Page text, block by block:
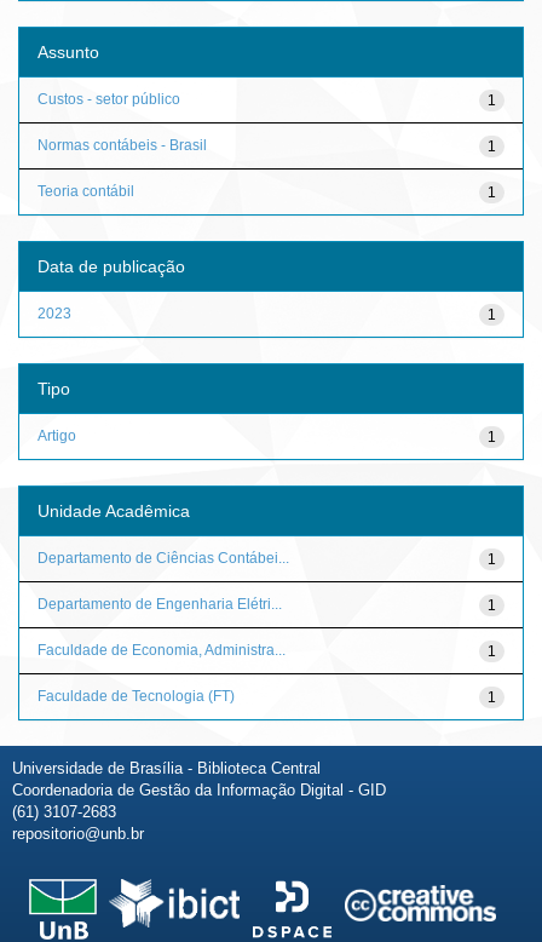
Assunto
1
Custos - setor público
1
Normas contábeis - Brasil
1
Teoria contábil
Data de publicação
1
2023
Tipo
1
Artigo
Unidade Acadêmica
1
Departamento de Ciências Contábei...
1
Departamento de Engenharia Elétri...
1
Faculdade de Economia, Administra...
1
Faculdade de Tecnologia (FT)
Universidade de Brasília - Biblioteca Central
Coordenadoria de Gestão da Informação Digital - GID
(61) 3107-2683
repositorio@unb.br